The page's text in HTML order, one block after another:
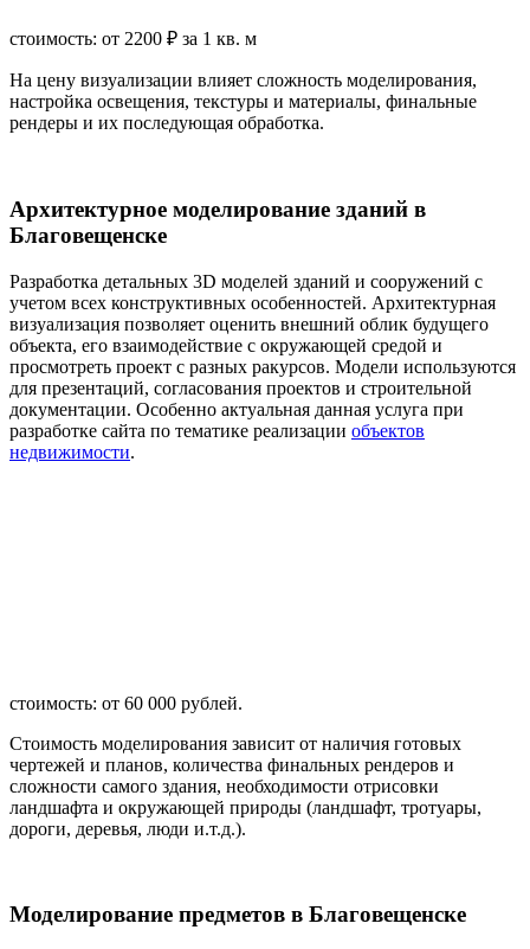
стоимость: от 2200 ₽ за 1 кв. м
На цену визуализации влияет сложность моделирования,
настройка освещения, текстуры и материалы, финальные
рендеры и их последующая обработка.
Архитектурное моделирование зданий в
Благовещенске
Разработка детальных 3D моделей зданий и сооружений с
учетом всех конструктивных особенностей. Архитектурная
визуализация позволяет оценить внешний облик будущего
объекта, его взаимодействие с окружающей средой и
просмотреть проект с разных ракурсов. Модели используются
для презентаций, согласования проектов и строительной
документации. Особенно актуальная данная услуга при
разработке сайта по тематике реализации объектов
недвижимости.
стоимость: от 60 000 рублей.
Стоимость моделирования зависит от наличия готовых
чертежей и планов, количества финальных рендеров и
сложности самого здания, необходимости отрисовки
ландшафта и окружающей природы (ландшафт, тротуары,
дороги, деревья, люди и.т.д.).
Моделирование предметов в Благовещенске